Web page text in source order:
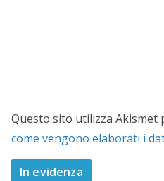
Questo sito utilizza Akismet
come vengono elaborati i
In evidenza